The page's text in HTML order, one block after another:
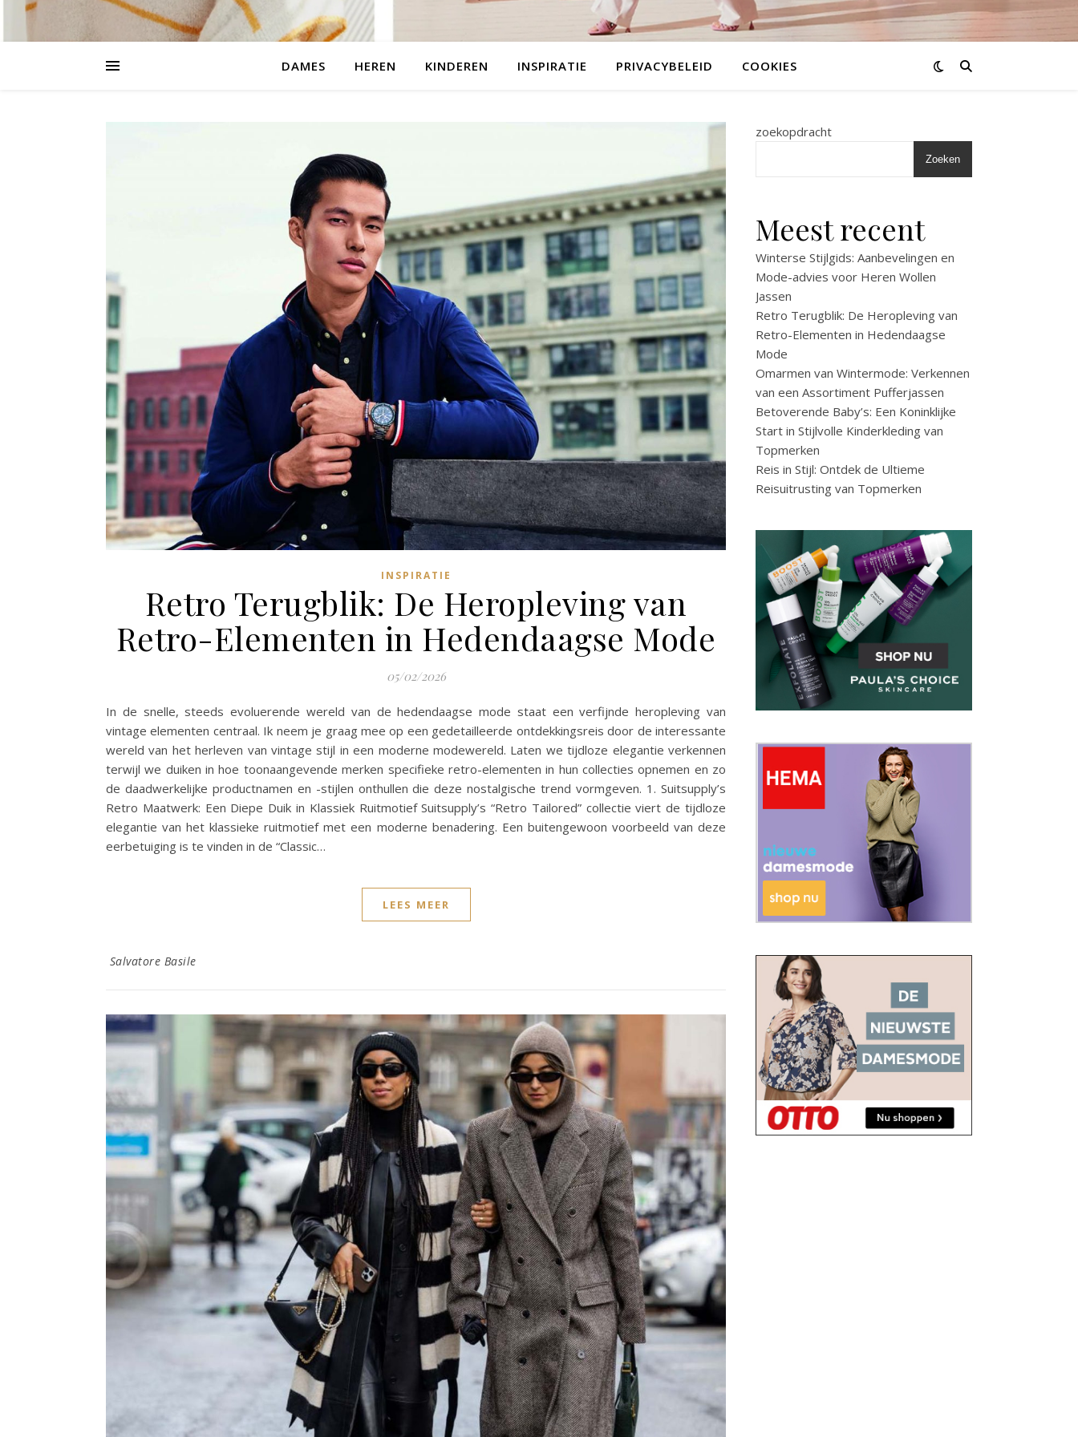
DAMES HEREN KINDEREN INSPIRATIE PRIVACYBELEID COOKIES
INSPIRATIE
Retro Terugblik: De Heropleving van
Retro-Elementen in Hedendaagse Mode
05/02/2026
In de snelle, steeds evoluerende wereld van de hedendaagse mode staat een verfijnde heropleving van
vintage elementen centraal. Ik neem je graag mee op een gedetailleerde ontdekkingsreis door de interessante
wereld van het herleven van vintage stijl in een moderne modewereld. Laten we tijdloze elegantie verkennen
terwijl we duiken in hoe toonaangevende merken specifieke retro-elementen in hun collecties opnemen en zo
de daadwerkelijke productnamen en -stijlen onthullen die deze nostalgische trend vormgeven. 1. Suitsupply’s
Retro Maatwerk: Een Diepe Duik in Klassiek Ruitmotief Suitsupply’s “Retro Tailored” collectie viert de tijdloze
elegantie van het klassieke ruitmotief met een moderne benadering. Een buitengewoon voorbeeld van deze
eerbetuiging is te vinden in de “Classic…
LEES MEER
Salvatore Basile
zoekopdracht
Zoeken
Meest recent
Winterse Stijlgids: Aanbevelingen en
Mode-advies voor Heren Wollen
Jassen
Retro Terugblik: De Heropleving van
Retro-Elementen in Hedendaagse
Mode
Omarmen van Wintermode: Verkennen
van een Assortiment Pufferjassen
Betoverende Baby’s: Een Koninklijke
Start in Stijlvolle Kinderkleding van
Topmerken
Reis in Stijl: Ontdek de Ultieme
Reisuitrusting van Topmerken